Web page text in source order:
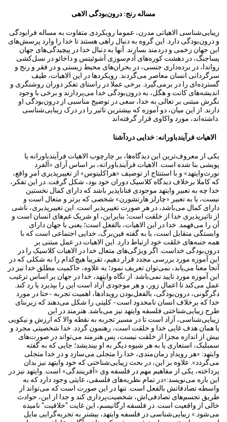
مساله رنج: درون‌بودگی الاهی
زیبایی‌شناسی‌ الاهیاتی مدرن، عموما رویکردی متفاوت به مساله‌ فرابودگی
و درون‌بودگی دارد. این گروه به دنبال راهی هستند تا خدا را وارد پرسش‌های
این جهان زخمی و دردمند بسازند. آنها به دنبال خدا در پیچیدگی‌های جهان
پساجنگ، در دهشت کوره‌های آدم‌سوزی آشوئیتس و داخائو در نسل‌کشی
رواندا، در برده‌داری جنسی، در بحران‌های محیط زیستی و در فقر و رنج و
سرگردانی انسان معاصر می‌گردند. رویکردها در این الاهیات، طیف
گسترده‌ای را در برمی‌گیرد. برخی عملا در راستای تفکر دوران روشنگری و
اندیشه‌های کانت و هگل، به درون‌بودگی خدا می‌پردازند و برخی با وجود
نگرش مبتنی بر تعالی‌ به خدا، سعی در توضیح مناسبی از درون‌بودگی او
دارند. از این میان، دو آموزه که بیشترین تاثیر را در درک زیبایی‌شناسی
داشته‌اند، مورد واکاوی قرار گرفته‌اند.
الاهیات فرآیندباورانه: خدایی دردآشنا
یکی از معروف‌ترین این دیدگا‌ه‌ها، بر چارچوب الاهیات ‌فرآیندباورانه یا
پویشی بنا شده است. الاهیات فرآیندباورانه، بر اساس آرای «آلفرد
نورث‌وایتهد» و با استنتاج از توصیف «هراکلیتوس» از تغییر‌پذیری امرِ واقع،
که کاملا برخلاف دیدگاه کلاسیک دوران خود بود، شکل گرفت. در این تفکر،
خدا چه به تعبیر وایتهد موجودی فناناپذیر باشد که دارای کمال نخستین
نیست، یا به‌ تعبیر «چارلز هارتشورن» شخصی که برتر و متعال است و
دارای کمال می‌باشد، در هر صورت تغییر‌پذیر است. این تغییر‌پذیری، ناشی
از تاثیر‌پذیری خدا از خلقت است؛ بنابراین، او شریک غم‌های انسان است و
آن را می‌فهمد. خدا در این الاهیات، بالفعل است؛ یعنی با جهان دارای
وابستگی متقابل است، یا به گفته فین‌برگ، خدایی اجتماعی است که با
همه جنبه‌های خلقت خود ارتباط دارد. این الاهیات‌ در عمل مبتنی بر
درون‌بودگی خداست. اگر ويژگی‌های متعال خدا در الاهیات کلاسیک را در
این آموزه مورد بررسی مجدد قرار دهیم، تقریبا هیچ‌کدام را به شکلی که در
آنجا معنا می‌یابد، نمی‌توان تعریف نمود؛ به علاوه، حاکمیت مطلق خدا نیز در
این آموزه مورد تایید نمی‌باشد. از نگاه وایتهد، خدا در جهان بر اساس ترغیب
عمل می‌کند تا اعمال زور، و هر موجودی آزاد است این را بپذیرد یا رد کند.
دگرگونی، درون‌بودگی، بالفعل‌بودن رویدادها، اهمیت تجربه -حتا در مورد
خدا که برخلاف انسان نامحدود است- کلیتی را شکل می‌دهند که زیربنای
طرح زیبایی‌شناختی فلسفه وایتهد نیز می‌باشد. هنرمند در این
زیبایی‌شناسی، آزاد است تا در مسیر تجربه به نقطه والا که ارزش و نیکویی
یا همان هدف غایی خدا و خلقت است، رهنمون گردد. خدا شخصیتی مجرد و
بیش از اندازه مجزا از خلقت نیست، پس هنرمند می‌تواند در صورت‌های
سمبلیک، استعاری یا به هر شیوه‌ دیگر به او بیندیشد؛ جایی که به گفته
وایتهد: «هر رویدادِ زمان‌مندی، خدا را متجلی می‌سازد و در خدا متجلی
می‌گردد». علاوه بر این، در بحث زیبایی‌شناختی که خود وایتهد نیز بدان
پرداخته، یکی از مفاهیم مهم در فلسفه وی «آفرینندگی» است. وایتهد نیز در
این ‌باره‌ می‌نویسد:«در تمام نظریه‌های فلسفی، غایتی وجود دارد که به
واسطه تصادفاتش بالفعل است. تنها در این صورت است که می‌تواند از
طریق تجسم‌های تصادفی‌اش، شخصیت‌پردازی کند و جدا از این، حوادث
خالی از واقعیت است. در فلسفه ارگانیسم، این غایت "خلاقیت" نامیده
می‌شود.» زیبایی‌شناسی در فلسفه وایتهد، بیشتر به تجربه‌گرایی مایل